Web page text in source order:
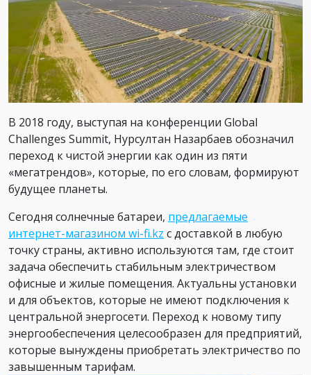
В 2018 году, выступая на конференции Global
Challenges Summit, Нурсултан Назарбаев обозначил
переход к чистой энергии как один из пяти
«мегатрендов», которые, по его словам, формируют
будущее планеты.
Сегодня солнечные батареи, предлагаемые
интернет-магазином wi-fi.kz с доставкой в любую
точку страны, активно используются там, где стоит
задача обеспечить стабильным электричеством
офисные и жилые помещения. Актуальны установки
и для объектов, которые не имеют подключения к
центральной энергосети. Переход к новому типу
энергообеспечения целесообразен для предприятий,
которые вынуждены приобретать электричество по
завышенным тарифам.